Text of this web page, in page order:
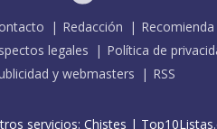
Redacción Recomienda
legales
Política de
y webmasters
RSS
servicios: Chistes |